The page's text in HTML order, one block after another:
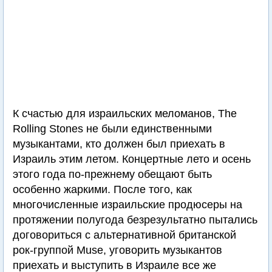
К счастью для израильских меломанов, The
Rolling Stones не были единственными
музыкантами, кто должен был приехать в
Израиль этим летом. Концертные лето и осень
этого года по-прежнему обещают быть
особенно жаркими. После того, как
многочисленные израильские продюсеры на
протяжении полугода безрезультатно пытались
договориться с альтернативной британской
рок-группой Muse, уговорить музыкантов
приехать и выступить в Израиле все же